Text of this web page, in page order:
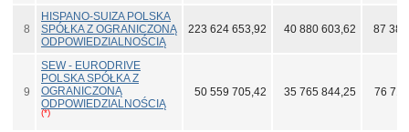
8
HISPANO-SUIZA POLSKA
SPÓŁKA Z OGRANICZONĄ
ODPOWIEDZIALNOŚCIĄ
223 624 653,92 40 880 603,62 87
9
SEW - EURODRIVE
POLSKA SPÓŁKA Z
OGRANICZONĄ
ODPOWIEDZIALNOŚCIĄ
(*)
50 559 705,42 35 765 844,25 76